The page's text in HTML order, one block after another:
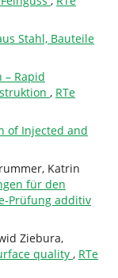
Stahl, Bauteile
– Rapid
, RTe
of Injected and
Katrin
für den
Prüfung additiv
Ziebura,
quality , RTe